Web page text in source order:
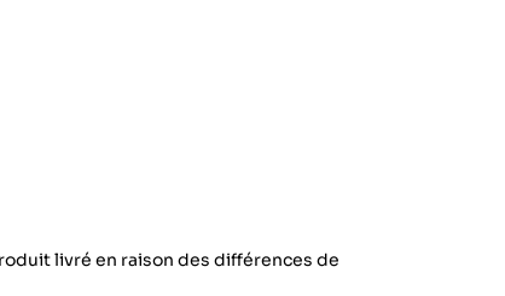
livré en raison des différences de